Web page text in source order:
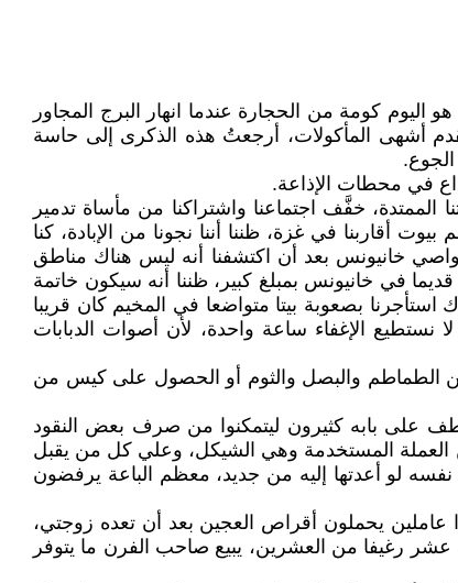
كومة من الحجارة عندما انهار البرج المجاور
أشهى المأكولات، أرجعتُ هذه الذكرى إلى حاسة
في محطات الإذاعة.
الممتدة، خفَّف اجتماعنا واشتراكنا من مأساة تدمير
أقاربنا في غزة، ظننا أننا نجونا من الإبادة، كنا
خانيونس بعد أن اكتشفنا أنه ليس هناك مناطق
في خانيونس بمبلغ كبير، ظننا أنه سيكون خاتمة
بصعوبة بيتا متواضعا في المخيم كان قريبا
نستطيع الإغفاء ساعة واحدة، لأن أصوات الدبابات
الطماطم والبصل والثوم أو الحصول على كيس من
على بابه كثيرون ليتمكنوا من صرف بعض النقود
العملة المستخدمة وهي الشيكل، وعلي كل من يقبل
لو أعدتها إليه من جديد، معظم الباعة يرفضون
عاملين يحملون أقراص العجين بعد أن تعده زوجتي،
رغيفا من العشرين، يبيع صاحب الفرن ما يتوفر